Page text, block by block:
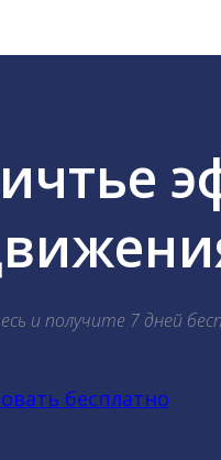
и получите 7 дней
бесплатно